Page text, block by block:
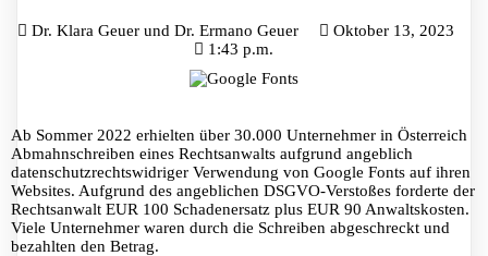
Dr. Klara Geuer und Dr. Ermano Geuer
Oktober 13, 2023
1:43 p.m.
Ab Sommer 2022 erhielten über 30.000 Unternehmer in Österreich
Abmahnschreiben eines Rechtsanwalts aufgrund angeblich
datenschutzrechtswidriger Verwendung von Google Fonts auf ihren
Websites. Aufgrund des angeblichen DSGVO-Verstoßes forderte der
Rechtsanwalt EUR 100 Schadenersatz plus EUR 90 Anwaltskosten.
Viele Unternehmer waren durch die Schreiben abgeschreckt und
bezahlten den Betrag.